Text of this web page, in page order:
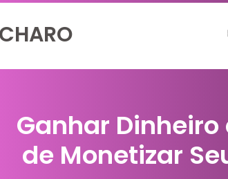
Ganhar
de Monetizar